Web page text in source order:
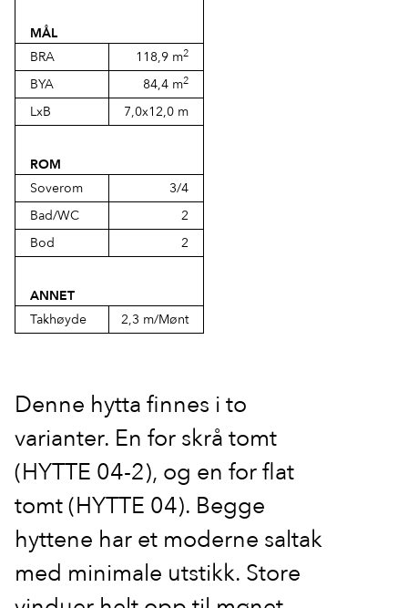
MÅL
BRA
118,9 m2
BYA 84,4 m2
LxB 7,0x12,0 m
ROM
Soverom
3/4
Bad/WC
2
Bod
2
ANNET
Takhøyde
2,3 m/Mønt
Denne hytta finnes i to
varianter. En for skrå tomt
(HYTTE 04-2), og en for flat
tomt (HYTTE 04). Begge
hyttene har et moderne saltak
med minimale utstikk. Store